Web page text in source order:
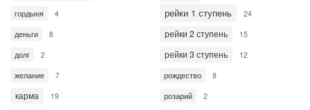
гордыня 4
деньги 8
долг 2
желание 7
карма 19
рейки 1 ступень 24
рейки 2 ступень 15
рейки 3 ступень 12
рождество 8
розарий 2